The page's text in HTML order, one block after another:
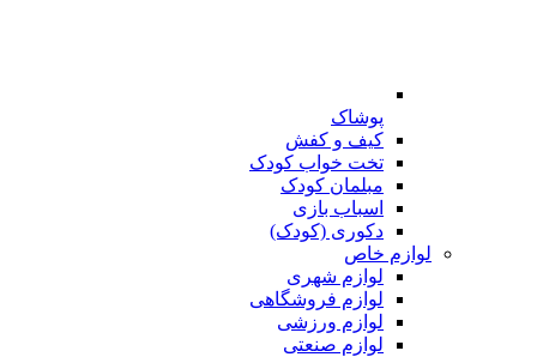
پوشاک
کیف و کفش
تخت خواب کودک
مبلمان کودک
اسباب بازی
دکوری (کودک)
لوازم خاص
لوازم شهری
لوازم فروشگاهی
لوازم ورزشی
لوازم صنعتی